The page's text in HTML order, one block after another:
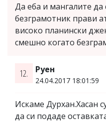
Да еба и мангалите
безграмотник прави
високо планински
смешно когато
12. Руен
24.04.2017 18:01:59
Искаме Дурхан.Хасан
да си подаде